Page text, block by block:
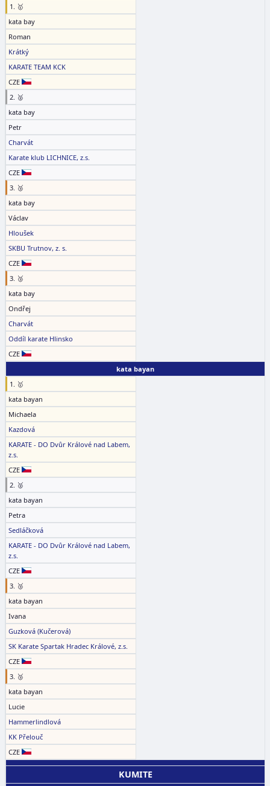
1. 🥇
kata bay
Roman
Krátký
KARATE TEAM KCK
CZE
2. 🥈
kata bay
Petr
Charvát
Karate klub LICHNICE, z.s.
CZE
3. 🥉
kata bay
Václav
Hloušek
SKBU Trutnov, z. s.
CZE
3. 🥉
kata bay
Ondřej
Charvát
Oddíl karate Hlinsko
CZE
kata bayan
1. 🥇
kata bayan
Michaela
Kazdová
KARATE - DO Dvůr Králové nad Labem,
z.s.
CZE
2. 🥈
kata bayan
Petra
Sedláčková
KARATE - DO Dvůr Králové nad Labem,
z.s.
CZE
3. 🥉
kata bayan
Ivana
Guzková (Kučerová)
SK Karate Spartak Hradec Králové, z.s.
CZE
3. 🥉
kata bayan
Lucie
Hammerlindlová
KK Přelouč
CZE
KUMITE